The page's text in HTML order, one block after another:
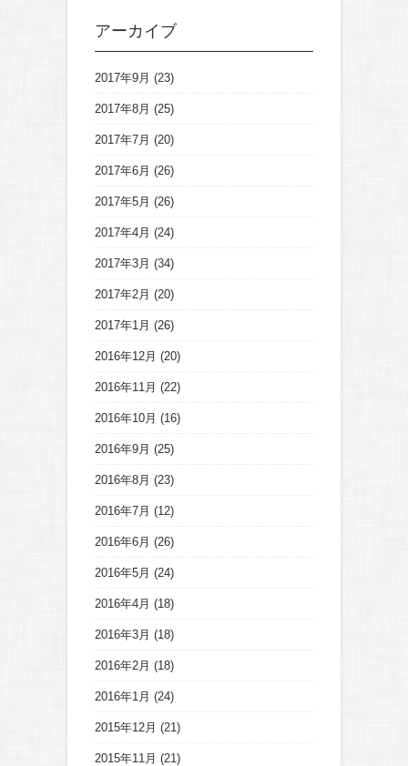
アーカイブ
2017年9月 (23)
2017年8月 (25)
2017年7月 (20)
2017年6月 (26)
2017年5月 (26)
2017年4月 (24)
2017年3月 (34)
2017年2月 (20)
2017年1月 (26)
2016年12月 (20)
2016年11月 (22)
2016年10月 (16)
2016年9月 (25)
2016年8月 (23)
2016年7月 (12)
2016年6月 (26)
2016年5月 (24)
2016年4月 (18)
2016年3月 (18)
2016年2月 (18)
2016年1月 (24)
2015年12月 (21)
2015年11月 (21)